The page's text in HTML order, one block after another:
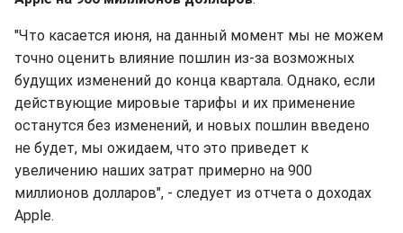
"Что касается июня, на данный момент мы не можем
точно оценить влияние пошлин из-за возможных
будущих изменений до конца квартала. Однако, если
действующие мировые тарифы и их применение
останутся без изменений, и новых пошлин введено
не будет, мы ожидаем, что это приведет к
увеличению наших затрат примерно на 900
миллионов долларов", - следует из отчета о доходах
Apple.